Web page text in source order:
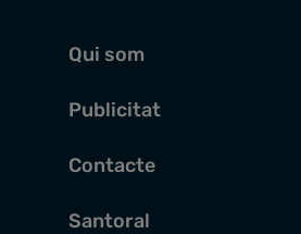
Qui som
Publicitat
Contacte
Santoral